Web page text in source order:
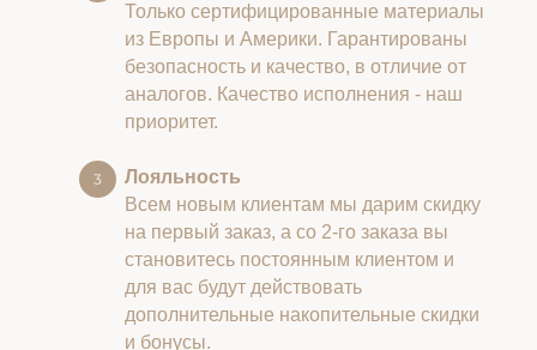
Только сертифицированные материалы
из Европы и Америки. Гарантированы
безопасность и качество, в отличие от
аналогов. Качество исполнения - наш
приоритет.
Лояльность
Всем новым клиентам мы дарим скидку
на первый заказ, а со 2-го заказа вы
становитесь постоянным клиентом и
для вас будут действовать
дополнительные накопительные скидки
и бонусы.